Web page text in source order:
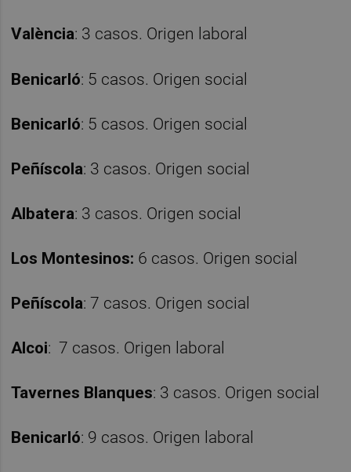
València: 3 casos. Origen laboral
Benicarló: 5 casos. Origen social
Benicarló: 5 casos. Origen social
Peñíscola: 3 casos. Origen social
Albatera: 3 casos. Origen social
Los Montesinos: 6 casos. Origen social
Peñíscola: 7 casos. Origen social
Alcoi: 7 casos. Origen laboral
Tavernes Blanques: 3 casos. Origen social
Benicarló: 9 casos. Origen laboral